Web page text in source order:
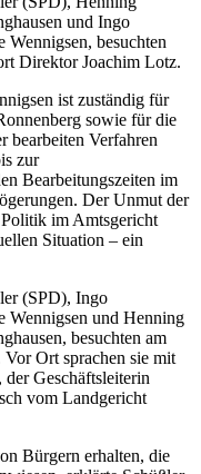
und Ingo
besuchten
Direktor Joachim Lotz.
ist zuständig für
sowie für die
bearbeiten Verfahren
zur
Bearbeitungszeiten im
Der Unmut der
im Amtsgericht
Situation – ein
(SPD), Ingo
Wennigsen und Henning
besuchten am
Ort sprachen sie mit
Geschäftsleiterin
vom Landgericht
Bürgern erhalten, die